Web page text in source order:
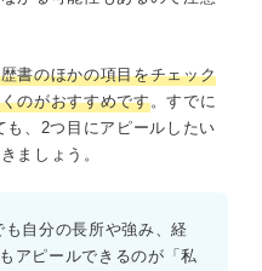
書のほかの項目をチェック
のがおすすめです。すでに
、2つ目にアピールしたい
ましょう。
も自分の長所や強み、経
アピールできるのが「私